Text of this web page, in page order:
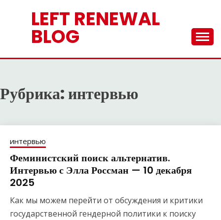
содержимомуLEFT RENEWAL
BLOG
Рубрика:интервью
интервью
Феминистский поиск альтернатив.
Интервью с Элла Россман — 10 декабря
2025
Как мы можем перейти от обсуждения и критики
государственной гендерной политики к поиску